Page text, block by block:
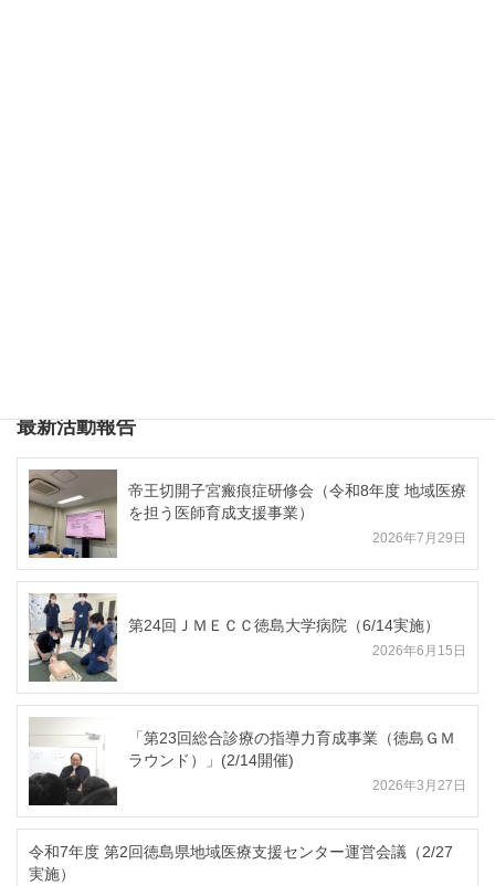
最新活動報告
帝王切開子宮瘢痕症研修会（令和8年度 地域医療
を担う医師育成支援事業）
2026年7月29日
第24回ＪＭＥＣＣ徳島大学病院（6/14実施）
2026年6月15日
「第23回総合診療の指導力育成事業（徳島ＧＭ
ラウンド）」(2/14開催)
2026年3月27日
令和7年度 第2回徳島県地域医療支援センター運営会議（2/27
実施）